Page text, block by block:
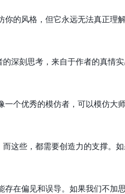
的风格，但它永远无法真正理
深刻思考，来自于作者的真情
个优秀的模仿者，可以模仿大
这些，都需要创造力的支撑。
在偏见和误导。如果我们不加